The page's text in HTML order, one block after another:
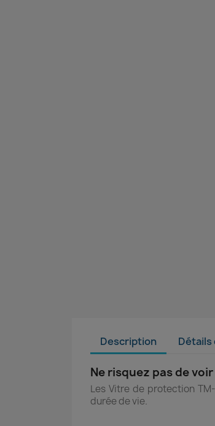
Description Détails
Ne risquez pas de
Les Vitre de protection
durée de vie.